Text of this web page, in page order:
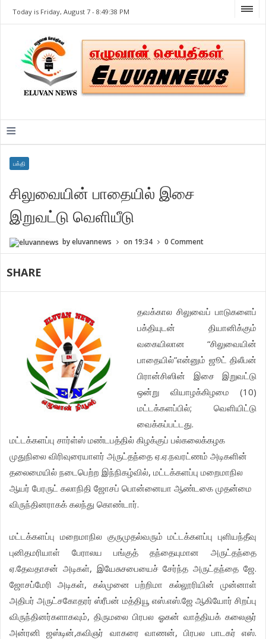
Today is Friday, August 7 -8:49:38 PM
≡
பக்தி
சிலுவையின் பாதையில் இசை
இறுவட்டு வெளியீடு
byeluvannews on 19:34 0 Comment
SHARE
தவக்கால சிலுவைப் பாடுகளைப்
பக்தியுடன் தியானிக்கும்
வகையிலான “சிலுவையின்
பாதையில்”என்னும் ஜூட் திலீபன்
பிரான்சிஸின் இசை இறுவட்டு
ஒன்று வியாழக்கிழமை (10)
மட்டக்களப்பில்; வெளியிட்டு
வைக்கப்பட்டது.
மட்டக்களப்பு சார்ள்ஸ் மண்டபத்தில் கிழக்குப் பல்கலைக்கழக
முதுநிலை விரிவுரையாளர் அருட்தந்தை ஏ.ஏ.நவரட்ணம் அடிகளின்
தலைமையில் நடைபெற்ற இந்நிகழ்வில், மட்டக்களப்பு மறைமாநில
ஆயர் பேரருட் கலாநிதி ஜோசப் பொன்னையா ஆண்டகை முதன்மை
விருந்தினராகக் கலந்து கொண்டார்.
மட்டக்களப்பு மறைமாநில குருமுதல்வரும் மட்டக்களப்பு புளியந்தீவு
புனிதமரியாள் பேராலய பங்குத் தந்தையுமான அருட்தந்தை
ஏ.தேவதாசன் அடிகள், இயேசுசபையைச் சேர்ந்த அருட்தந்தை ஜே.
ஜோசப்மேரி அடிகள், கல்முனை பற்றிமா கல்லூரியின் முன்னாள்
அதிபர் அருட்சகோதரர் ஸ்ரீபன் மத்தியூ எஸ்.எஸ்.ஜே ஆகியோர் சிறப்பு
விருந்தினர்களாகவும், திருமலை பிரபல ஓகன் வாத்தியக் கலைஞர்
அன்ரனி ஜஸ்டின்,கவிஞர் வாகரை வாணன், பிரபல பாடகர் எஸ்.